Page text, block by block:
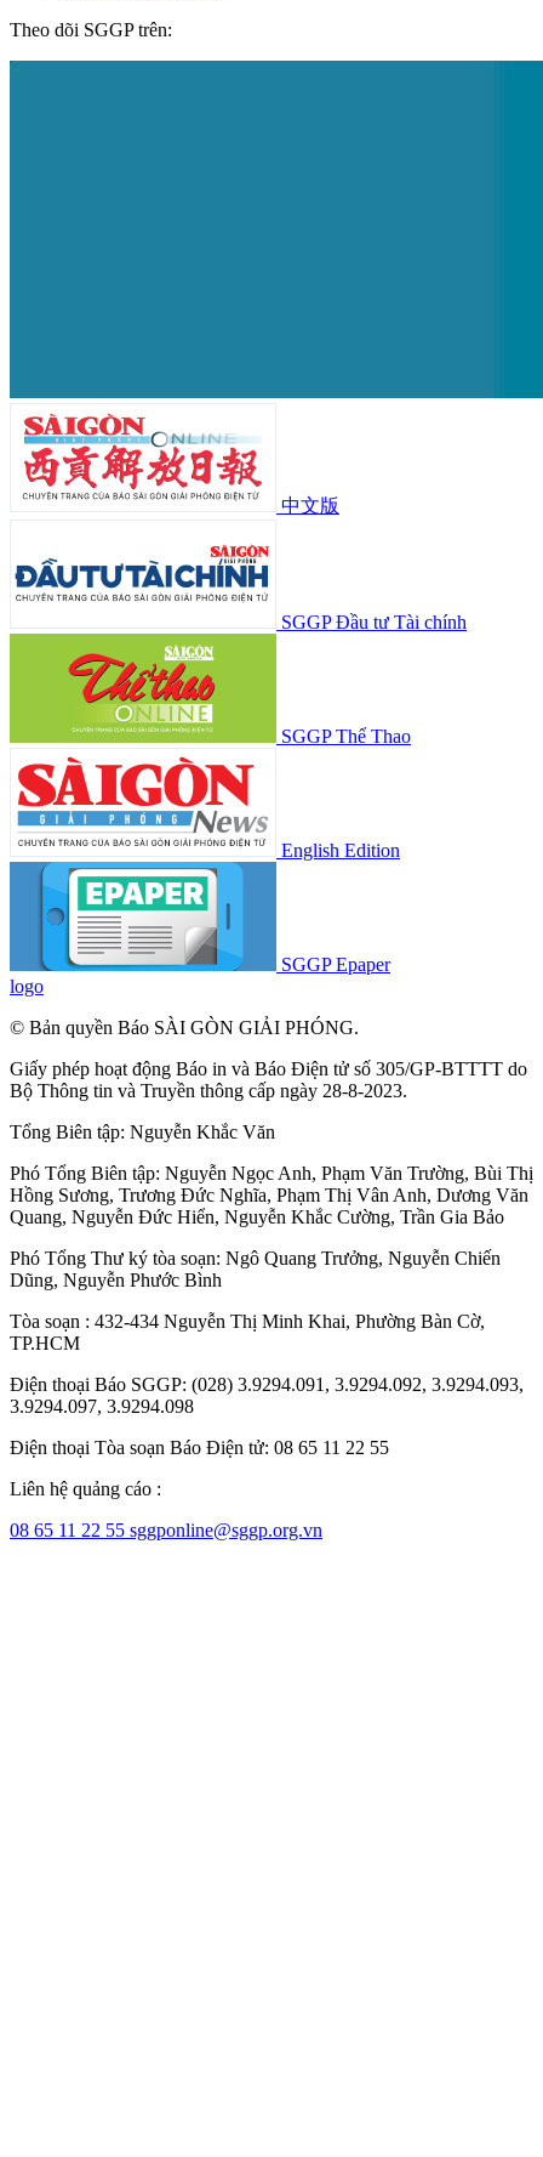
Theo dõi SGGP trên:
中文版
SGGP Đầu tư Tài chính
SGGP Thể Thao
English Edition
SGGP Epaper
logo
© Bản quyền Báo SÀI GÒN GIẢI PHÓNG.
Giấy phép hoạt động Báo in và Báo Điện tử số 305/GP-BTTTT do
Bộ Thông tin và Truyền thông cấp ngày 28-8-2023.
Tổng Biên tập: Nguyễn Khắc Văn
Phó Tổng Biên tập: Nguyễn Ngọc Anh, Phạm Văn Trường, Bùi Thị
Hồng Sương, Trương Đức Nghĩa, Phạm Thị Vân Anh, Dương Văn
Quang, Nguyễn Đức Hiển, Nguyễn Khắc Cường, Trần Gia Bảo
Phó Tổng Thư ký tòa soạn: Ngô Quang Trưởng, Nguyễn Chiến
Dũng, Nguyễn Phước Bình
Tòa soạn : 432-434 Nguyễn Thị Minh Khai, Phường Bàn Cờ,
TP.HCM
Điện thoại Báo SGGP: (028) 3.9294.091, 3.9294.092, 3.9294.093,
3.9294.097, 3.9294.098
Điện thoại Tòa soạn Báo Điện tử: 08 65 11 22 55
Liên hệ quảng cáo :
08 65 11 22 55 sggponline@sggp.org.vn